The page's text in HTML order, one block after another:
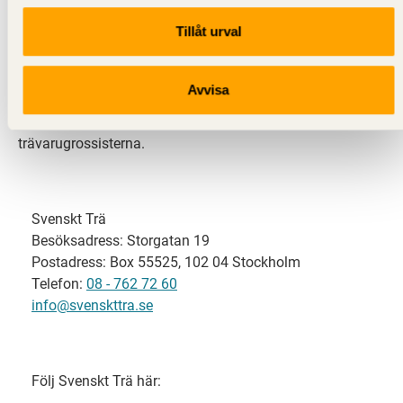
Tillåt urval
Avvisa
Svenskt Trä representerar svensk sågverksindustri
och är en del av branschorganisationen
svensk limträ-, KL-trä- och förpackningsindustri samt
trävarugrossisterna.
Svenskt Trä
Besöksadress: Storgatan 19
Postadress: Box 55525, 102 04 Stockholm
Telefon: 08 - 762 72 60
info@svenskttra.se
Följ Svenskt Trä här: